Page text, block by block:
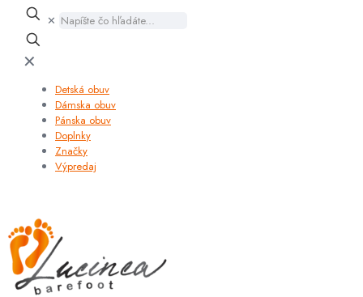
✕
✕
Detská obuv
Dámska obuv
Pánska obuv
Doplnky
Značky
Výpredaj